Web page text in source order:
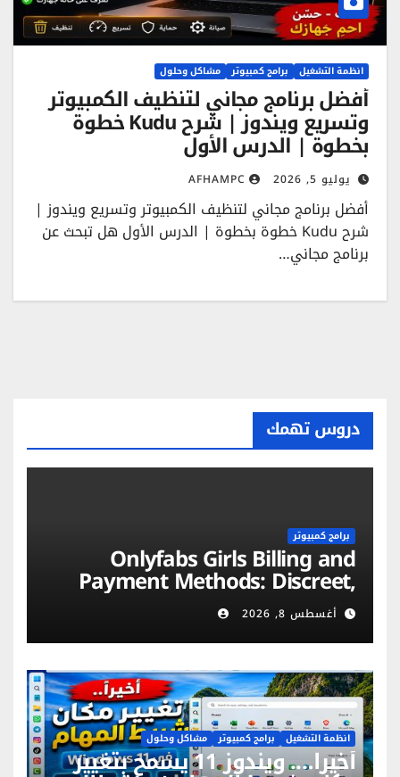
انظمة التشغيل برامج كمبيوتر مشاكل وحلول
أفضل برنامج مجاني لتنظيف الكمبيوتر
وتسريع ويندوز | شرح Kudu خطوة
بخطوة | الدرس الأول
يوليو 5, 2026 AFHAMPC
أفضل برنامج مجاني لتنظيف الكمبيوتر وتسريع ويندوز |
شرح Kudu خطوة بخطوة | الدرس الأول هل تبحث عن
برنامج مجاني…
دروس تهمك
برامج كمبيوتر
Onlyfabs Girls Billing and
Payment Methods: Discreet,
Secure & Flexible Options
أغسطس 8, 2026
انظمة التشغيل برامج كمبيوتر مشاكل وحلول
أخيراً…. ويندوز 11 يسمح بتغيير